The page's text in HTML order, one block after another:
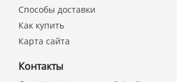
Способы доставки
Как купить
Карта сайта
Контакты